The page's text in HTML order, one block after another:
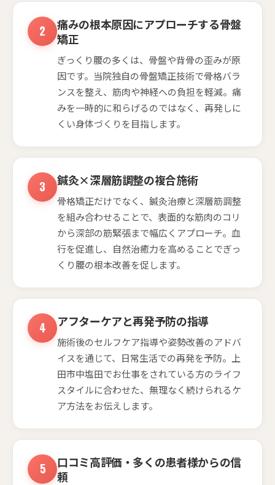
痛みの根本原因にアプローチする骨盤
矯正
ぎっくり腰の多くは、骨盤や背骨の歪みが原
因です。当院独自の骨盤矯正技術で骨格バラ
ンスを整え、筋肉や神経への負担を軽減。痛
みを一時的に和らげるのではなく、再発しに
くい身体づくりを目指します。
鍼灸×深層筋調整の複合施術
骨格矯正だけでなく、鍼灸治療と深層筋調整
を組み合わせることで、表面的な筋肉のコリ
から深部の筋緊張まで幅広くアプローチ。血
行を促進し、自然治癒力を高めることでぎっ
くり腰の根本改善を促します。
アフターケアと再発予防の指導
施術後のセルフケア指導や姿勢改善のアドバ
イスを通じて、日常生活での再発を予防。上
田市中塩田でお仕事をされている方のライフ
スタイルに合わせた、無理なく続けられるケ
ア方法をお伝えします。
口コミ高評価・多くの患者様からの信
頼